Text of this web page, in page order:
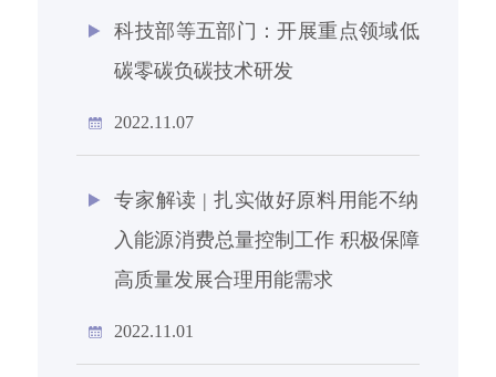
科技部等五部门：开展重点领域低
碳零碳负碳技术研发
2022.11.07
专家解读 | 扎实做好原料用能不纳
入能源消费总量控制工作 积极保障
高质量发展合理用能需求
2022.11.01